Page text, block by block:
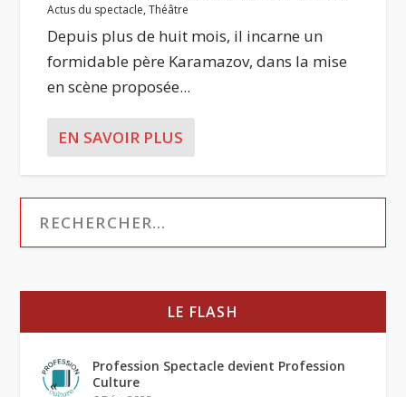
Actus du spectacle,Théâtre
Depuis plus de huit mois, il incarne un
formidable père Karamazov, dans la mise
en scène proposée...
EN SAVOIR PLUS
LE FLASH
Profession Spectacle devient Profession
Culture